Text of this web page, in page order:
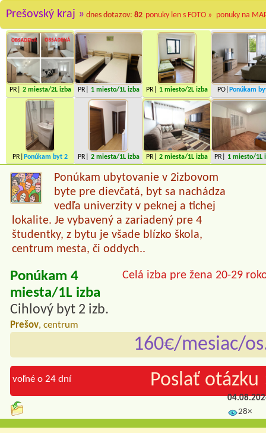
dnes dotazov: 82 ponuky len s FOTO » ponuky na
Prešovský kraj »
PR| 2 miesta/2L izba PR| 1 miesto/1L izba PR| 1 miesto/2L izba PO| Ponúkam
miesta
PR| Ponúkam byt 2
miesta
PR| 2 miesta/1L izba PR| 2 miesta/1L izba PR| 1 miesto/1L
Ponúkam ubytovanie v 2izbovom
byte pre dievčatá, byt sa nachádza
vedľa univerzity v peknej a tichej
lokalite. Je vybavený a zariadený pre 4
študentky, z bytu je všade blízko škola,
centrum mesta, či oddych..
Celá izba pre žena 20-29
Ponúkam 4
miesta/1L izba
Cihlový byt 2 izb.
Prešov, centrum
160€/mesiac/
voľné o 24 dní Poslať otázku
28×